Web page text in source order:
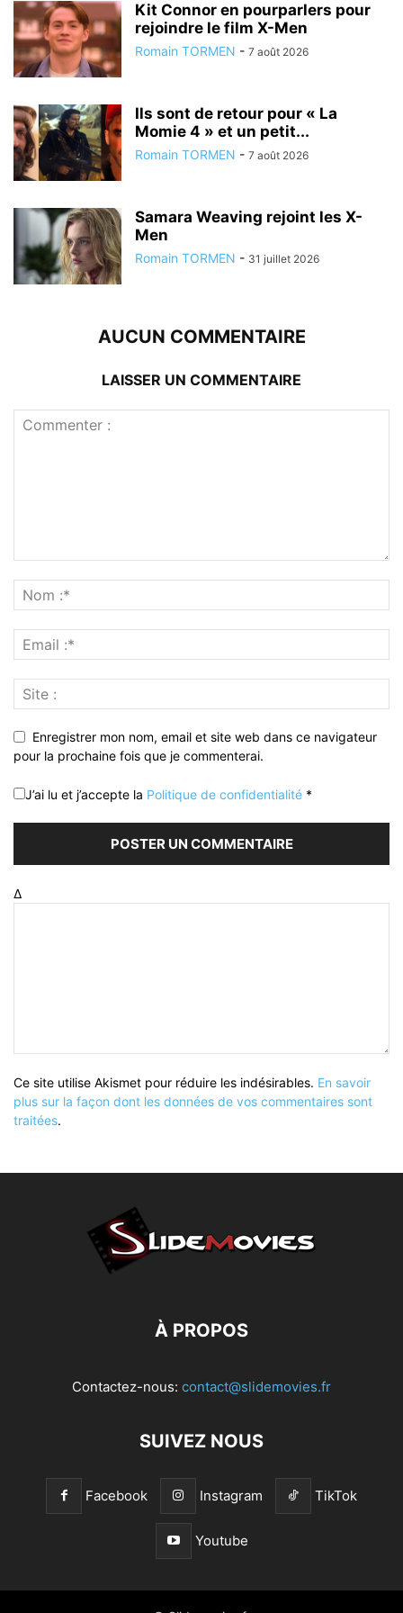
Kit Connor en pourparlers pour
rejoindre le film X-Men
Romain TORMEN - 7 août 2026
Ils sont de retour pour « La
Momie 4 » et un petit...
Romain TORMEN - 7 août 2026
Samara Weaving rejoint les X-
Men
Romain TORMEN - 31 juillet 2026
AUCUN COMMENTAIRE
LAISSER UN COMMENTAIRE
Enregistrer mon nom, email et site web dans ce navigateur
pour la prochaine fois que je commenterai.
J’ai lu et j’accepte la Politique de confidentialité *
Δ
Ce site utilise Akismet pour réduire les indésirables. En savoir
plus sur la façon dont les données de vos commentaires sont
traitées.
À PROPOS
Contactez-nous: contact@slidemovies.fr
SUIVEZ NOUS
Facebook Instagram TikTok
Youtube